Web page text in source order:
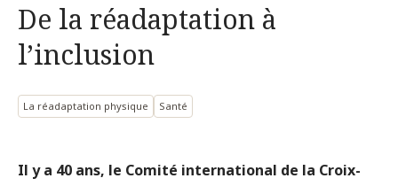
De la réadaptation à
l’inclusion
La réadaptation physique Santé
Il y a 40 ans, le Comité international de la Croix-